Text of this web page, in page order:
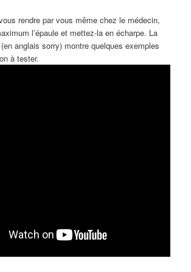
rendre par vous même chez le médecin,
l’épaule et mettez-la en écharpe. La
anglais sorry) montre quelques exemples
à tester.